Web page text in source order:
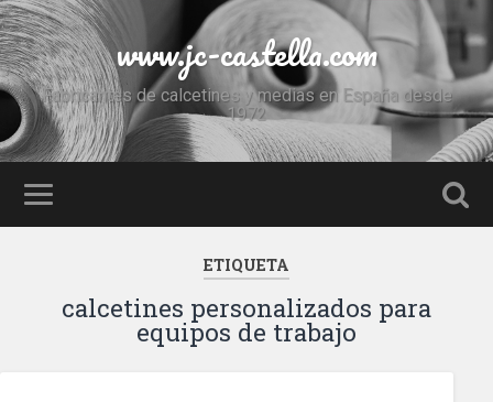
www.jc-castella.com
Fabricantes de calcetines y medias en España desde
1972
ETIQUETA
calcetines personalizados para
equipos de trabajo